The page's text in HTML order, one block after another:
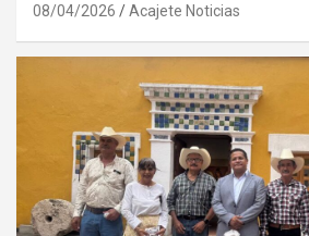
08/04/2026 Acajete Noticias